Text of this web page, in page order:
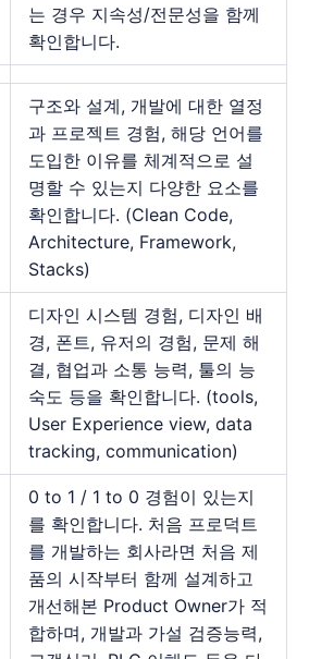
는 경우 지속성/전문성을 함께
확인합니다.
구조와 설계, 개발에 대한 열정
과 프로젝트 경험, 해당 언어를
도입한 이유를 체계적으로 설
명할 수 있는지 다양한 요소를
확인합니다. (Clean Code,
Architecture, Framework,
Stacks)
디자인 시스템 경험, 디자인 배
경, 폰트, 유저의 경험, 문제 해
결, 협업과 소통 능력, 툴의 능
숙도 등을 확인합니다. (tools,
User Experience view, data
tracking, communication)
0 to 1 / 1 to 0 경험이 있는지
를 확인합니다. 처음 프로덕트
를 개발하는 회사라면 처음 제
품의 시작부터 함께 설계하고
개선해본 Product Owner가 적
합하며, 개발과 가설 검증능력,